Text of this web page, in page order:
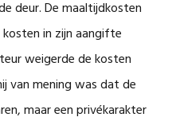
deur. De maaltijdkosten
in zijn aangifte
weigerde de kosten
van mening was dat de
maar een privékarakter